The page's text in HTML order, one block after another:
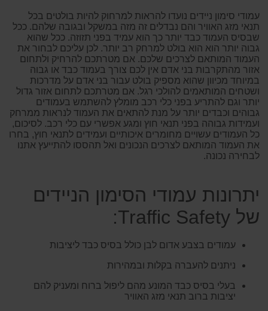
עמודי סימון ניידים נועדו להראות למרחוק להיות בולטים בכל
תנאי מזג האוויר והם נבדלים זה מזה במשקל ובגובה שלהם. ככל
שבסיס העמוד כבד יותר כך הוא עמיד בפני תזוזה. ככל שהוא
גבוה יותר הוא הוא בולט למרחק רב יותר. לכן עליכם לבחור את
העמוד המותאם לצרכים שלכם. אם מטרתכם להרחיק ולתחום
אזור מהתקרבות בני אדם אין לכם צורך בעמוד כבד או גבוה
במיוחד מכיוון שהוא מספיק בולט עבור בני אדם על מדרכות
ושטחים המותאמים להולכי רגל. אם מטרתכם לתחום אזור גדול
יותר וגם להתריע בפני כלי רכב מומלץ להשתמש בעמודים
גבוהים וכבדים יותר על מנת להתאים את העמוד לנראות ממרחק
ועמידות גבוהה בפני תנאי חוץ ומגע אפשרי עם כלי רכב. לסיכום,
כל העמודים עשויים מחומרים איכותיים ועמידים לתנאי חוץ, בחרו
את העמוד המותאם לצרכים הנכונים ואל תהססו להתייעץ אתנו
לבחירה נכונה.
יתרונות עמודי הסימון הניידים
של Traffic Safety:
עמודים בצבע אדום לבן כולל בסיס כבד ליציבות
ניתנים להעברה בקלות ובמהירות
בעלי בסיס כבד המונע מהם ליפול ברוח ומעניק להם
יציבות ברוב תנאי מזג האוויר